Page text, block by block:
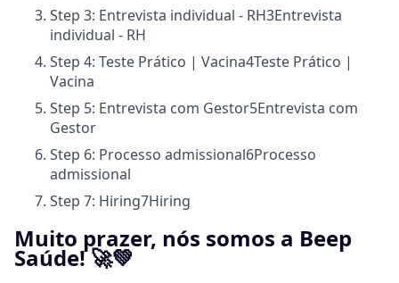
Step 3: Entrevista individual - RH3Entrevista
individual - RH
Step 4: Teste Prático | Vacina4Teste Prático |
Vacina
Step 5: Entrevista com Gestor5Entrevista com
Gestor
Step 6: Processo admissional6Processo
admissional
Step 7: Hiring7Hiring
Muito prazer, nós somos a Beep
Saúde! 🚀💚